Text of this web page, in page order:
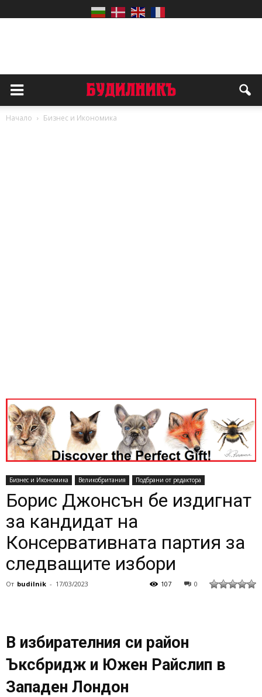
Начало Бизнес и Икономика
Бизнес и Икономика Великобритания Подбрани от редактора
Борис Джонсън бе издигнат
за кандидат на
Консервативната партия за
следващите избори
От budilnik - 17/03/2023 0
107
В избирателния си район
Ъксбридж и Южен Райслип в
Западен Лондон